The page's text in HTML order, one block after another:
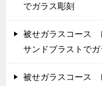
でガラス彫刻
被せガラスコー
サンドブラストでガ
被せガラスコース